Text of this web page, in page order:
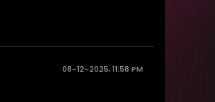
08-12-2025, 11:58 PM